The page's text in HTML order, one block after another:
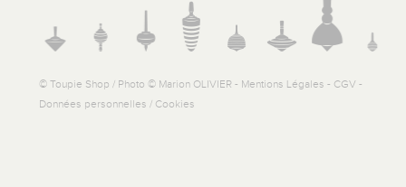
© Toupie Shop / Photo © Marion OLIVIER - Mentions Légales - CGV -
Données personnelles / Cookies